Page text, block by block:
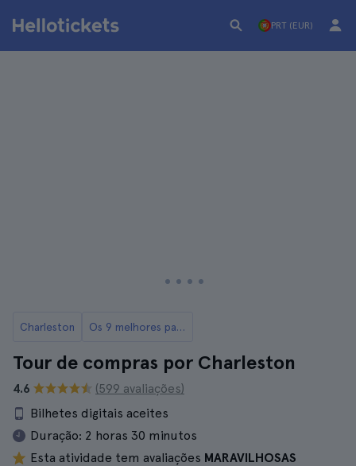
PRT (EUR)
Charleston Os 9 melhores passeios de Charleston
Tour de compras por Charleston
4.6
(599 avaliações)
Bilhetes digitais aceites
Duração: 2 horas 30 minutos
Esta atividade tem avaliações MARAVILHOSAS